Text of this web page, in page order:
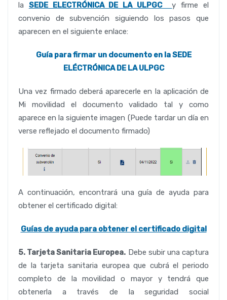
la SEDE ELECTRÓNICA DE LA ULPGC
y firme el
convenio de subvención siguiendo los pasos que
aparecen en el siguiente enlace:
Guía para firmar un documento en la SEDE
ELÉCTRÓNICA DE LA ULPGC
Una vez firmado deberá aparecerle en la aplicación de
Mi movilidad el documento validado tal y como
aparece en la siguiente imagen (Puede tardar un día en
verse reflejado el documento firmado)
A continuación, encontrará una guía de ayuda para
obtener el certificado digital:
Guías de ayuda para obtener el certificado digital
5. Tarjeta Sanitaria Europea. Debe subir una captura
de la tarjeta sanitaria europea que cubrá el periodo
completo de la movilidad o mayor y tendrá que
obtenerla a través de la seguridad social